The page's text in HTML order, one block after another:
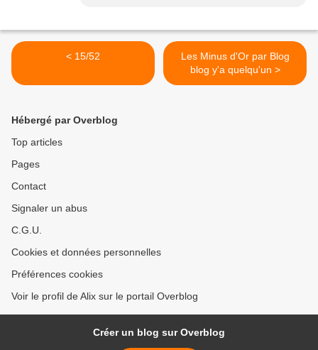
< 15/52
Les Minus d'Or par Blog
blog y'a quelqu'un >
Hébergé par Overblog
Top articles
Pages
Contact
Signaler un abus
C.G.U.
Cookies et données personnelles
Préférences cookies
Voir le profil de Alix sur le portail Overblog
Créer un blog sur Overblog